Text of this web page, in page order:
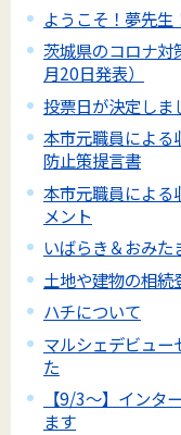
ようこそ！夢先生
茨城県のコロナ対
月20日発表）
投票日が決定しま
本市元職員による
防止策提言書
本市元職員による
メント
いばらき＆おみ
土地や建物の相続
ハチについて
マルシェデビュー
た
【9/3～】インタ
ます